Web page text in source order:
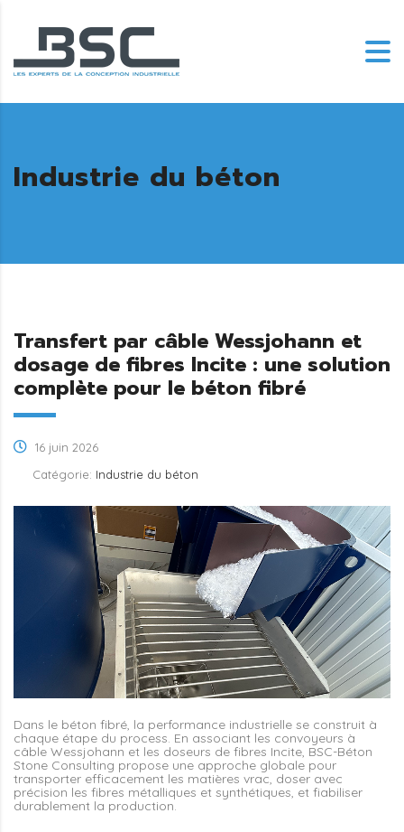
Industrie du béton
Transfert par câble Wessjohann et
dosage de fibres Incite : une solution
complète pour le béton fibré
16 juin 2026
Catégorie: Industrie du béton
Dans le béton fibré, la performance industrielle se construit à
chaque étape du process. En associant les convoyeurs à
câble Wessjohann et les doseurs de fibres Incite, BSC-Béton
Stone Consulting propose une approche globale pour
transporter efficacement les matières vrac, doser avec
précision les fibres métalliques et synthétiques, et fiabiliser
durablement la production.